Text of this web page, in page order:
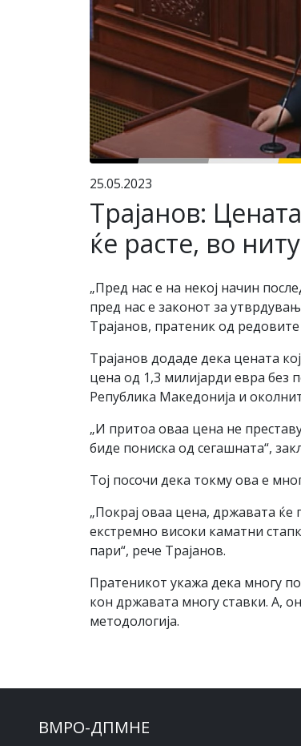
25.05.2023
Трајанов:
ќе расте, во
„Пред нас е на некој начин
пред нас е законот за
Трајанов, пратеник од
Трајанов додаде дека цената
цена од 1,3 милијарди евра без
Република Македонија и
„И притоа оваа цена не
биде пониска од сегашната“,
Тој посочи дека токму ова е
„Покрај оваа цена, државата
екстремно високи каматни
пари“, рече Трајанов.
Пратеникот укажа дека многу
кон државата многу ставки. А,
методологија.
ВМРО-ДПМНЕ